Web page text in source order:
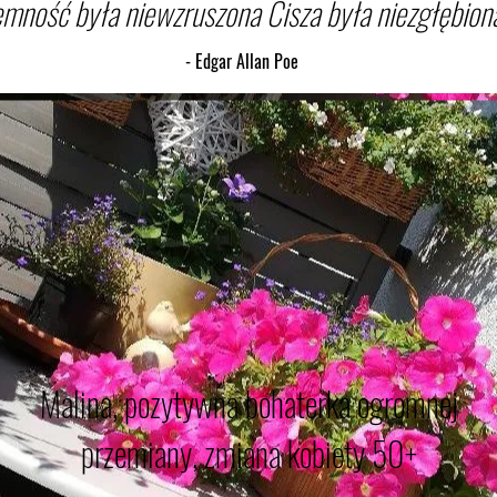
była niewzruszona Cisza była
- Edgar Allan Poe
Malina, pozytywna bohaterka ogromnej
przemiany, zmiana kobiety 50+